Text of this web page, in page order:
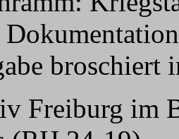
broschiert
Freiburg im